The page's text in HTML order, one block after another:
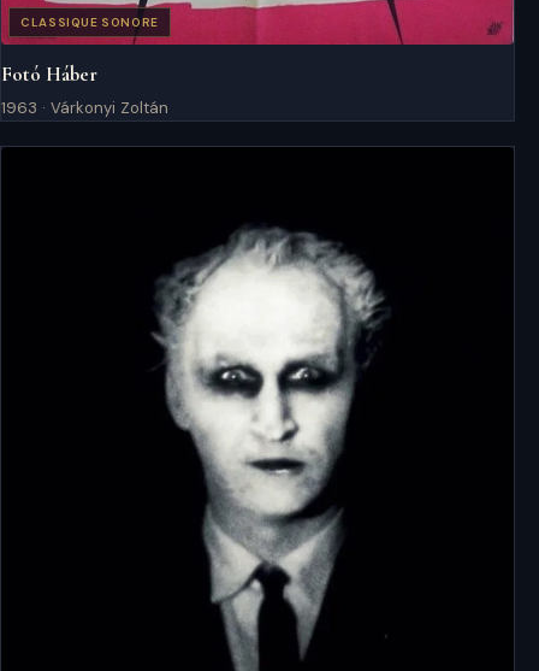
CLASSIQUE SONORE
Fotó Háber
1963 · Várkonyi Zoltán